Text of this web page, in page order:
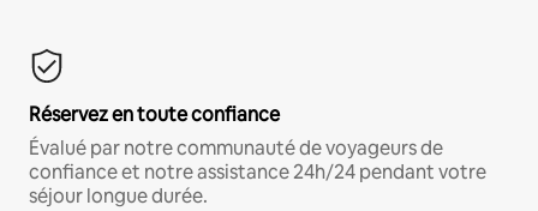
Réservez en toute confiance
Évalué par notre communauté de voyageurs de
confiance et notre assistance 24h/24 pendant votre
séjour longue durée.